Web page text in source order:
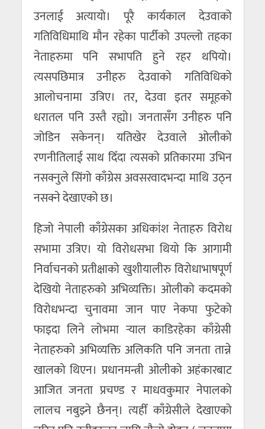
उनलाई अत्यायो। पूरै कार्यकाल देउवाको
गतिविधिमाथि मौन रहेका पार्टीको उपल्लो तहका
नेताहरुमा पनि सभापति हुने रहर थपियो।
त्यसपछिमात्र उनीहरु देउवाको गतिविधिको
आलोचनामा उत्रिए। तर, देउवा इतर समूहको
धरातल पनि उस्तै रह्यो। जनतासँग उनीहरु पनि
जोडिन सकेनन्। यतिखेर देउवाले ओलीको
रणनीतिलाई साथ दिँदा त्यसको प्रतिकारमा उभिन
नसक्नुले सिंगो काँग्रेस अवसरवादभन्दा माथि उठ्न
नसक्ने देखाएको छ।
हिजो नेपाली काँग्रेसका अधिकांश नेताहरु विरोध
सभामा उत्रिए। यो विरोधसभा थियो कि आगामी
निर्वाचनको प्रतीक्षाको खुशीयालीरु विरोधाभाषपूर्ण
देखियो नेताहरुको अभिव्यक्ति। ओलीको कदमको
विरोधभन्दा चुनावमा जान पाए नेकपा फुटेको
फाइदा लिने लोभमा र्‍याल काडिरहेका काँग्रेसी
नेताहरुको अभिव्यक्ति अलिकति पनि जनता तान्ने
खालको थिएन। प्रधानमन्त्री ओलीको अहंकारबाट
आजित जनता प्रचण्ड र माधवकुमार नेपालको
लालच नबुझ्ने छैनन्। त्यहीँ काँग्रेसीले देखाएको